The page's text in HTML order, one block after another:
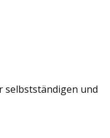
selbstständigen und